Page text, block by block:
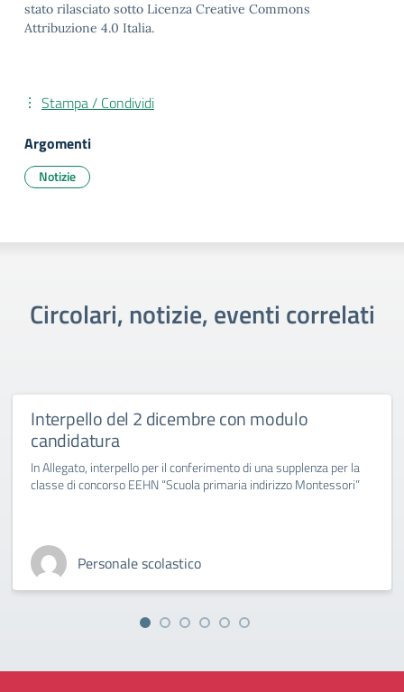
stato rilasciato sotto Licenza Creative Commons
Attribuzione 4.0 Italia.
Stampa / Condividi
Argomenti
Notizie
Circolari, notizie, eventi correlati
Interpello del 2 dicembre con modulo
candidatura
In Allegato, interpello per il conferimento di una supplenza per la
classe di concorso EEHN “Scuola primaria indirizzo Montessori”
Personale scolastico